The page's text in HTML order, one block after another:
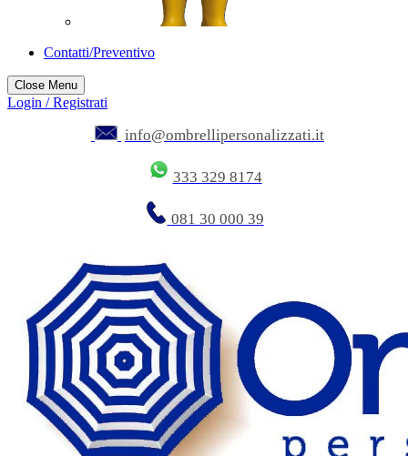
Contatti/Preventivo
Close Menu
Login / Registrati
info@ombrellipersonalizzati.it
333 329 8174
081 30 000 39